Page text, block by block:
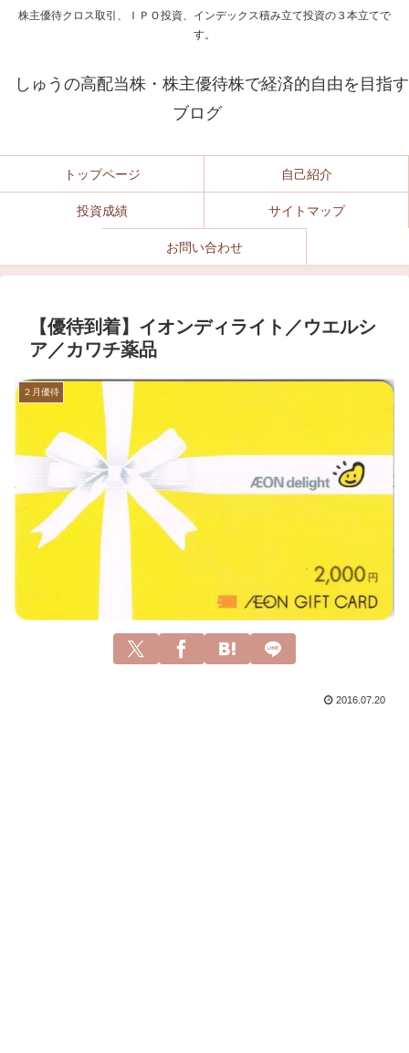
株主優待クロス取引、ＩＰＯ投資、インデックス積み立て投資の３本立てで
す。
しゅうの高配当株・株主優待株で経済的自由を目指す
ブログ
トップページ 自己紹介
投資成績 サイトマップ
お問い合わせ
【優待到着】イオンディライト／ウエルシ
ア／カワチ薬品
２月優待
2016.07.20